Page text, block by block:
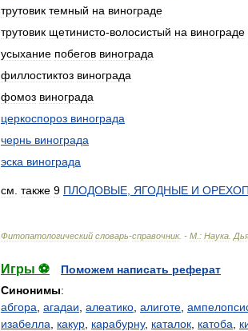
трутовик темный на винограде
трутовик щетинисто-волосистый на винограде
усыхание побегов винограда
филлостиктоз винограда
фомоз винограда
церкоспороз винограда
чернь винограда
эска винограда
см также 9 ПЛОДОВЫЕ ЯГОДНЫЕ И
Фитопатологический словарь-справочник. - М : Наука
Игры ⚽
Поможем написать реферат
Синонимы:
абгора агадаи алеатико алиготе
изабелла
какур карабурну, каталок катоба